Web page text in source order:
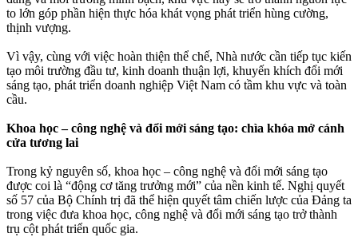
to lớn góp phần hiện thực hóa khát vọng phát triển hùng cường,
thịnh vượng.
Vì vậy, cùng với việc hoàn thiện thể chế, Nhà nước cần tiếp tục kiến
tạo môi trường đầu tư, kinh doanh thuận lợi, khuyến khích đổi mới
sáng tạo, phát triển doanh nghiệp Việt Nam có tầm khu vực và toàn
cầu.
Khoa học – công nghệ và đổi mới sáng tạo: chìa khóa mở cánh
cửa tương lai
Trong kỷ nguyên số, khoa học – công nghệ và đổi mới sáng tạo
được coi là “động cơ tăng trưởng mới” của nền kinh tế. Nghị quyết
số 57 của Bộ Chính trị đã thể hiện quyết tâm chiến lược của Đảng ta
trong việc đưa khoa học, công nghệ và đổi mới sáng tạo trở thành
trụ cột phát triển quốc gia.